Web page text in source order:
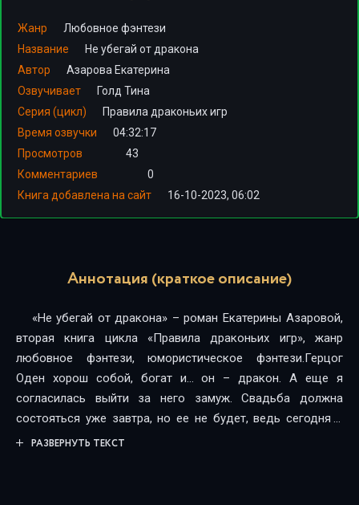
Жанр
Любовное фэнтези
Название
Не убегай от дракона
Автор
Азарова Екатерина
Озвучивает
Голд Тина
Серия (цикл)
Правила драконьих игр
Время озвучки
04:32:17
Просмотров
43
Комментариев
0
Книга добавлена на сайт
16-10-2023, 06:02
Аннотация (краткое описание)
«Не убегай от дракона» – роман Екатерины Азаровой,
вторая книга цикла «Правила драконьих игр», жанр
любовное фэнтези, юмористическое фэнтези.Герцог
Оден хорош собой, богат и… он – дракон. А еще я
согласилась выйти за него замуж. Свадьба должна
состояться уже завтра, но ее не будет, ведь сегодня я
сбегу от жениха. И да, он об этом не знает.Сама
РАЗВЕРНУТЬ ТЕКСТ